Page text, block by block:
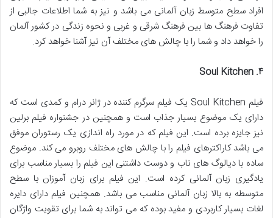
افراد سطح متوسط زبان آلمانی می باشد و نیز به شما اطلاعات جالبی از
تفاوت فرهنگ ها بین فرهنگ شرقی و غربی و نحوه زندگی در کشور آلمان
را خواهد داد و شما را با چالش های مختلف آن نیز آشنا خواهد کرد.
۴. Soul Kitchen
فیلم Soul Kitchen یک فیلم سرگرم کننده در ژانر درام و کمدی است که
دارای یک موضوع بسیار جذاب است و همچنین در جشنواره فیلم برلین
نیز جایزه برده است. این فیلم که در مورد راه اندازی یک رستوران موفق
می باشد کاراکترهای فیلم را با چالش های مختلف روبرو می کند. موضوع
ساده با دیالوگ های ناب و دوست داشتنی این فیلم را بسیار مناسب برای
یادگیری زبان آلمانی کرده است. این فیلم برای زبان آموزان با سطح
متوسطه به بالا زبان آلمانی مناسب می باشد. همچنین فیلم دارای دایره
لغات بسیار کاربردی و مفید بوده که می تواند به شما برای تقویت واژگان